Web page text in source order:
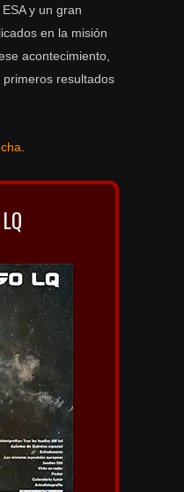
y un gran
en la misión
acontecimiento,
resultados